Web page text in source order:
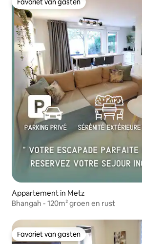
Favoriet van gasten
Favoriet van gasten
Appartement in Metz
Bhangah - 120m² groen en rust
Favoriet van gasten
Favoriet van gasten